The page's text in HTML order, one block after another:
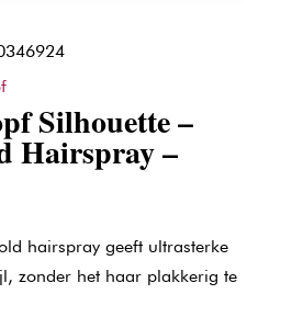
Silhouette –
Hairspray –
hairspray geeft ultrasterke
zonder het haar plakkerig te